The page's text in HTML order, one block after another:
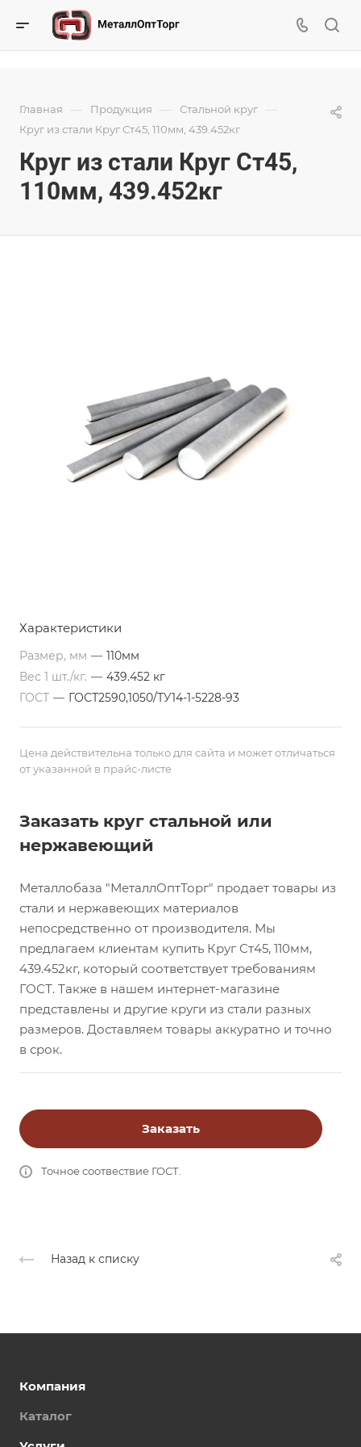
Главная — Продукция — Стальной круг —
Круг из стали Круг Ст45, 110мм, 439.452кг
Круг из стали Круг Ст45,
110мм, 439.452кг
Характеристики
Размер, мм — 110мм
Вес 1 шт./кг. — 439.452 кг
ГОСТ — ГОСТ2590,1050/ТУ14-1-5228-93
Цена действительна только для сайта и может отличаться
от указанной в прайс-листе
Заказать круг стальной или
нержавеющий
Металлобаза "МеталлОптТорг" продает товары из
стали и нержавеющих материалов
непосредственно от производителя. Мы
предлагаем клиентам купить Круг Ст45, 110мм,
439.452кг, который соответствует требованиям
ГОСТ. Также в нашем интернет-магазине
представлены и другие круги из стали разных
размеров. Доставляем товары аккуратно и точно
в срок.
Заказать
Точное соотвествие ГОСТ.
Назад к списку
Компания
Каталог